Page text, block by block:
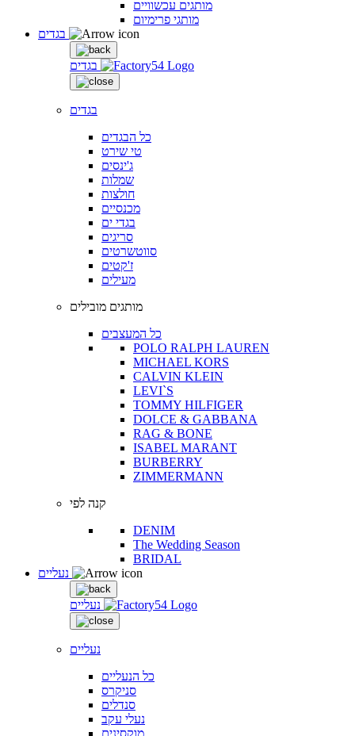
מותגים עכשוויים
מותגי פרימיום
בגדים
בגדים
כל הבגדים
טי שירט
ג'ינסים
שמלות
חולצות
מכנסיים
בגדי ים
סריגים
סווטשרטים
ז'קטים
מעילים
מותגים מובילים
כל המעצבים
POLO RALPH LAUREN
MICHAEL KORS
CALVIN KLEIN
LEVI`S
TOMMY HILFIGER
DOLCE & GABBANA
RAG & BONE
ISABEL MARANT
BURBERRY
ZIMMERMANN
קנה לפי
DENIM
The Wedding Season
BRIDAL
נעליים
נעליים
כל הנעליים
סניקרס
סנדלים
נעלי עקב
מוקסינים